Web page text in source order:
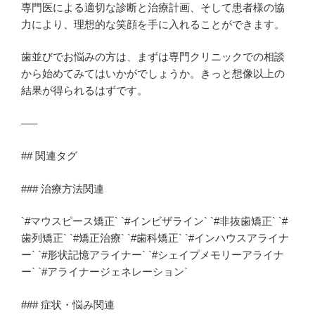
専門医による適切な診断と治療計画、そして患者様の協
力により、理想的な笑顔を手に入れることができます。
歯並びでお悩みの方は、まずは専門クリニックでの相談
から始めてみてはいかがでしょうか。きっと想像以上の
結果が得られるはずです。
—–
## 関連タグ
### 治療方法関連
`#マウスピース矯正` `#インビザライン` `#非抜歯矯正` `#
歯列矯正` `#矯正治療` `#歯科矯正` `#インハウスアライナ
ー` `#形状記憶アライナー` `#シェイプメモリーアライナ
ー` `#アライナージェネレーション`
### 症状・悩み関連